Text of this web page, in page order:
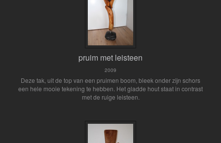
pruim met leisteen
2009
Deze tak, uit de top van een pruimen boom, bleek onder zijn schors
een hele mooie tekening te hebben. Het gladde hout staat in contrast
met de ruige leisteen.